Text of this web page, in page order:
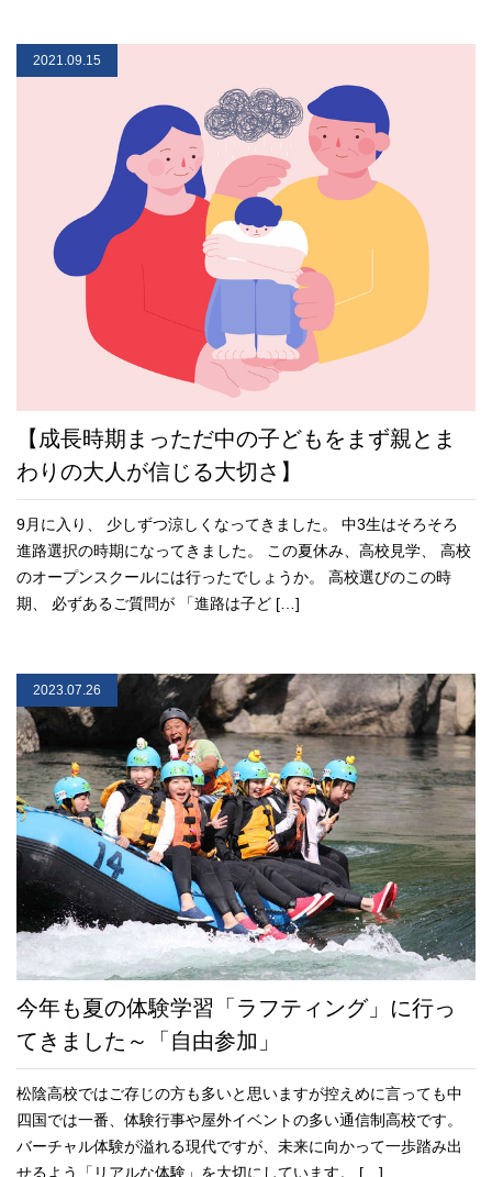
2021.09.15
【成長時期まっただ中の子どもをまず親とま
わりの大人が信じる大切さ】
9月に入り、 少しずつ涼しくなってきました。 中3生はそろそろ
進路選択の時期になってきました。 この夏休み、高校見学、 高校
のオープンスクールには行ったでしょうか。 高校選びのこの時
期、 必ずあるご質問が 「進路は子ど […]
2023.07.26
今年も夏の体験学習「ラフティング」に行っ
てきました～「自由参加」
松陰高校ではご存じの方も多いと思いますが控えめに言っても中
四国では一番、体験行事や屋外イベントの多い通信制高校です。
バーチャル体験が溢れる現代ですが、未来に向かって一歩踏み出
せるよう「リアルな体験」を大切にしています。 […]